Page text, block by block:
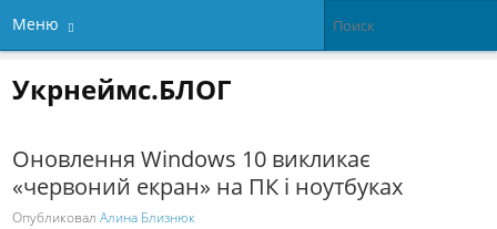
Меню
Укрнеймс.БЛОГ
Оновлення Windows 10 викликає
«червоний екран» на ПК і ноутбуках
ОпубликовалАлина Близнюк